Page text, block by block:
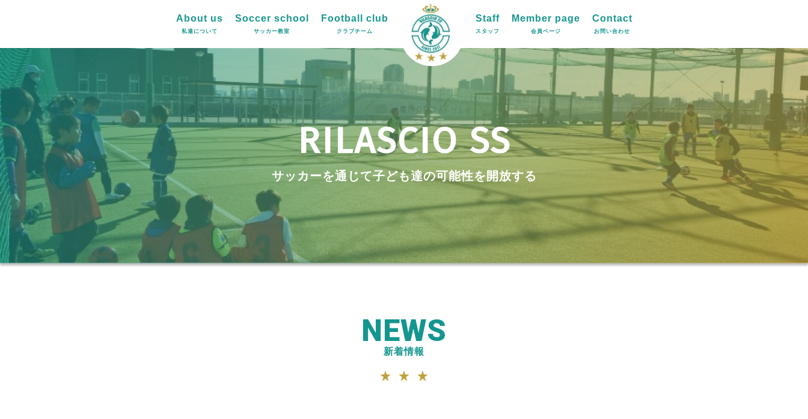
About us
私達について
Soccer school
サッカー教室
Football club
クラブチーム
Staff
スタッフ
Member page
会員ページ
Contact
お問い合わせ
RILASCIO SS
サッカーを通じて子ども達の可能性を開放する
NEWS
新着情報